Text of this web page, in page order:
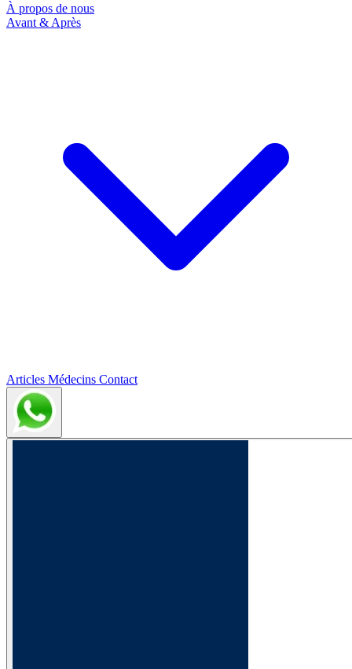
À propos de nous
Avant & Après
Articles Médecins Contact